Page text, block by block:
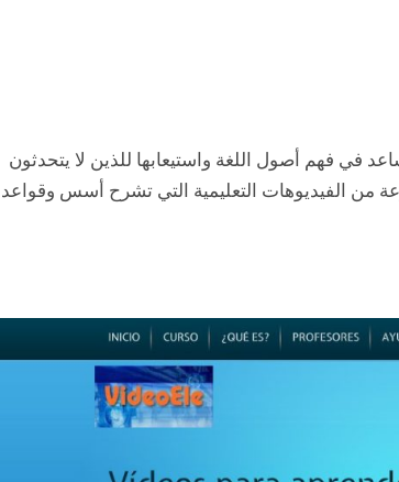
في فهم أصول اللغة واستيعابها للذين لا يتحدثون
من الفيديوهات التعليمية التي تشرح أسس وقواعد